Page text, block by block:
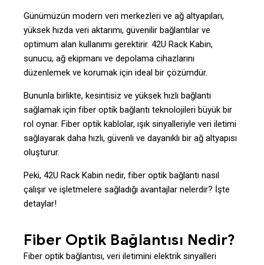
Günümüzün modern veri merkezleri ve ağ altyapıları,
yüksek hızda veri aktarımı, güvenilir bağlantılar ve
optimum alan kullanımı gerektirir. 42U Rack Kabin,
sunucu, ağ ekipmanı ve depolama cihazlarını
düzenlemek ve korumak için ideal bir çözümdür.
Bununla birlikte, kesintisiz ve yüksek hızlı bağlantı
sağlamak için fiber optik bağlantı teknolojileri büyük bir
rol oynar. Fiber optik kablolar, ışık sinyalleriyle veri iletimi
sağlayarak daha hızlı, güvenli ve dayanıklı bir ağ altyapısı
oluşturur.
Peki, 42U Rack Kabin nedir, fiber optik bağlantı nasıl
çalışır ve işletmelere sağladığı avantajlar nelerdir? İşte
detaylar!
Fiber Optik Bağlantısı Nedir?
Fiber optik bağlantısı, veri iletimini elektrik sinyalleri